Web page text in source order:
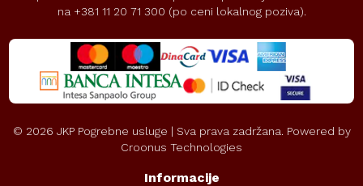
na +381 11 20 71 300 (po ceni lokalnog poziva).
© 2026 JKP Pogrebne usluge | Sva prava zadržana. Powered by
Croonus Technologies
Informacije